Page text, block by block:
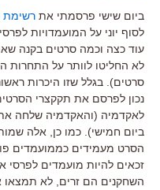
ביום שישי פרסמתי את רשימת 20 הסרטים
עוד כצה וכמה סרטים בקנה
לא החליטו לוותר על התחרות
סרטים). בגלל שזו היכרות
נכון לפרסם את תקקצרי
לאקדמיה (והאקדמיה שלחה
ביום חמישי). כמו כן, אלה
הסרט מעמידים כממועמדים
זכאים להיות מועמדים לפרסי
השחקנים הם זרים, לא תמצאו